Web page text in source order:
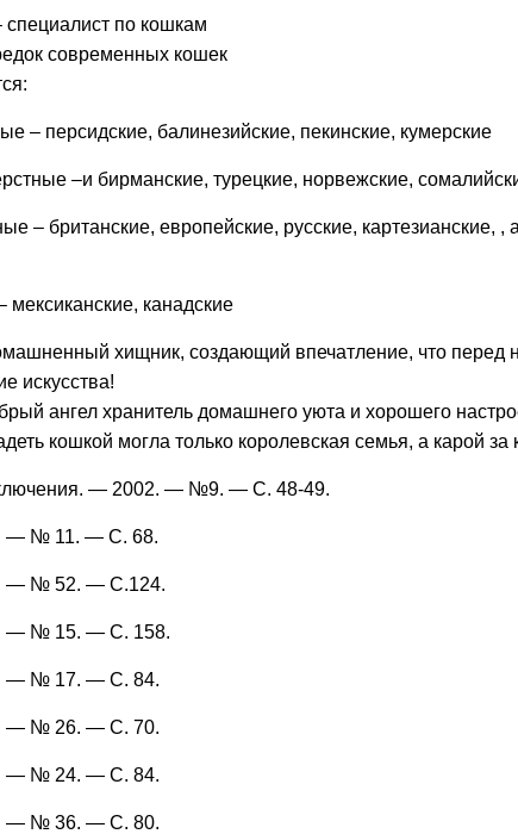
специалист по кошкам
современных кошек
– персидские, балинезийские, пекинские, кумерские
–и бирманские, турецкие, норвежские,
– британские, европейские, русские, картезианские, ,
канадские
хищник, создающий впечатление, что перед
искусства!
ангел хранитель домашнего уюта и хорошего
кошкой могла только королевская семья, а карой
— 2002. — №9. — С. 48-49.
— № 11. — С. 68.
— № 52. — С.124.
— № 15. — С. 158.
— № 17. — С. 84.
— № 26. — С. 70.
— № 24. — С. 84.
— № 36. — С. 80.